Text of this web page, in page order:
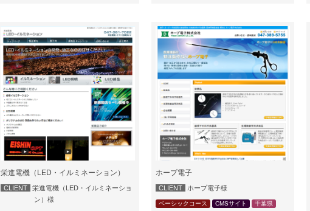
栄進電機（LED・イルミネーション）
CLIENT
栄進電機（LED・イルミネーショ
ン）様
ホープ電子
CLIENT ホープ電子様
ベーシックコース CMSサイト
千葉県